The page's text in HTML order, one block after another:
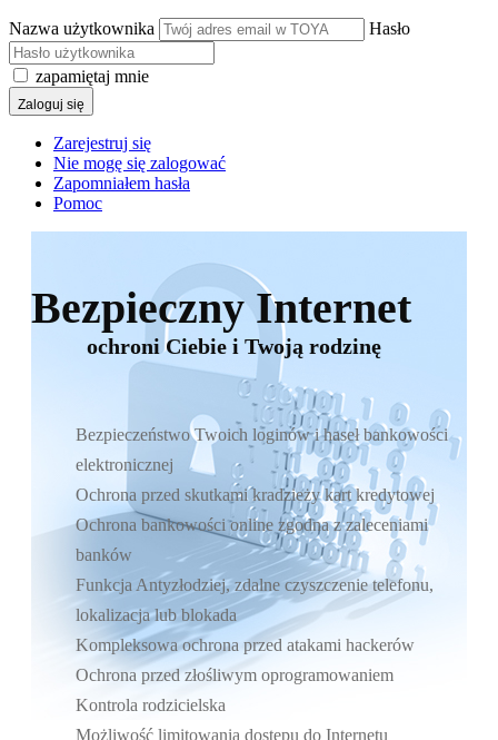
Nazwa użytkownika Hasło
zapamiętaj mnie
Zaloguj się
Zarejestruj się
Nie mogę się zalogować
Zapomniałem hasła
Pomoc
Bezpieczny Internet
ochroni Ciebie i Twoją rodzinę
Bezpieczeństwo Twoich loginów i haseł bankowości
elektronicznej
Ochrona przed skutkami kradzieży kart kredytowej
Ochrona bankowości online zgodna z zaleceniami
banków
Funkcja Antyzłodziej, zdalne czyszczenie telefonu,
lokalizacja lub blokada
Kompleksowa ochrona przed atakami hackerów
Ochrona przed złośliwym oprogramowaniem
Kontrola rodzicielska
Możliwość limitowania dostępu do Internetu